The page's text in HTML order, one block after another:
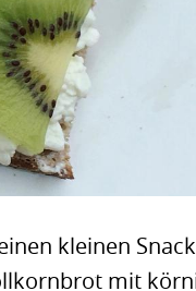
kleinen
mit